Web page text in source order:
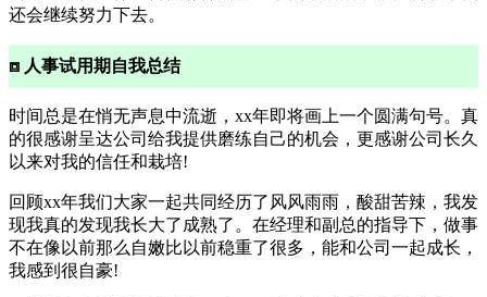
还会继续努力下去。
⧈ 人事试用期自我总结
时间总是在悄无声息中流逝，xx年即将画上一个圆满句号。真
的很感谢呈达公司给我提供磨练自己的机会，更感谢公司长久
以来对我的信任和栽培!
回顾xx年我们大家一起共同经历了风风雨雨，酸甜苦辣，我发
现我真的发现我长大了成熟了。在经理和副总的指导下，做事
不在像以前那么自嫩比以前稳重了很多，能和公司一起成长，
我感到很自豪!